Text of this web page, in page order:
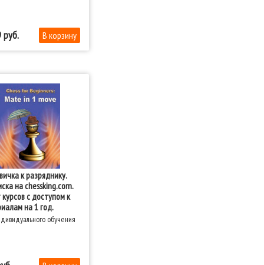
к разряднику.
на chessking.com.
с доступом к
на 1 год.
обучения